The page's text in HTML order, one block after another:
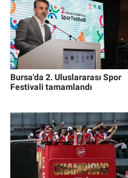
Bursa'da 2. Uluslararası Spor
Festivali tamamlandı